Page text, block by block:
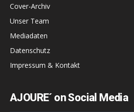
Cover-Archiv
Unser Team
Mediadaten
Datenschutz
Impressum & Kontakt
AJOURE´ on Social Media